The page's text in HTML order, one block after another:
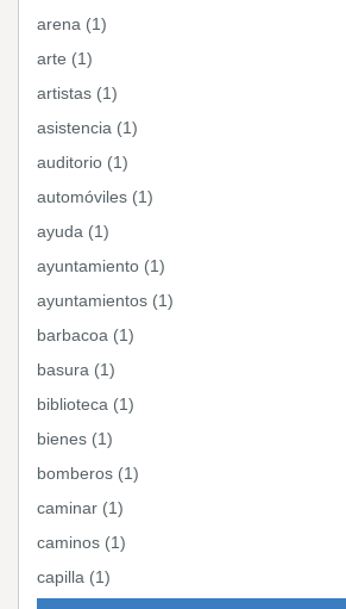
arena (1)
arte (1)
artistas (1)
asistencia (1)
auditorio (1)
automóviles (1)
ayuda (1)
ayuntamiento (1)
ayuntamientos (1)
barbacoa (1)
basura (1)
biblioteca (1)
bienes (1)
bomberos (1)
caminar (1)
caminos (1)
capilla (1)